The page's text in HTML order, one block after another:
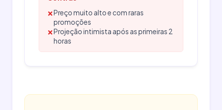
×Preço muito alto e com raras
promoções
×Projeção intimista após as primeiras 2
horas